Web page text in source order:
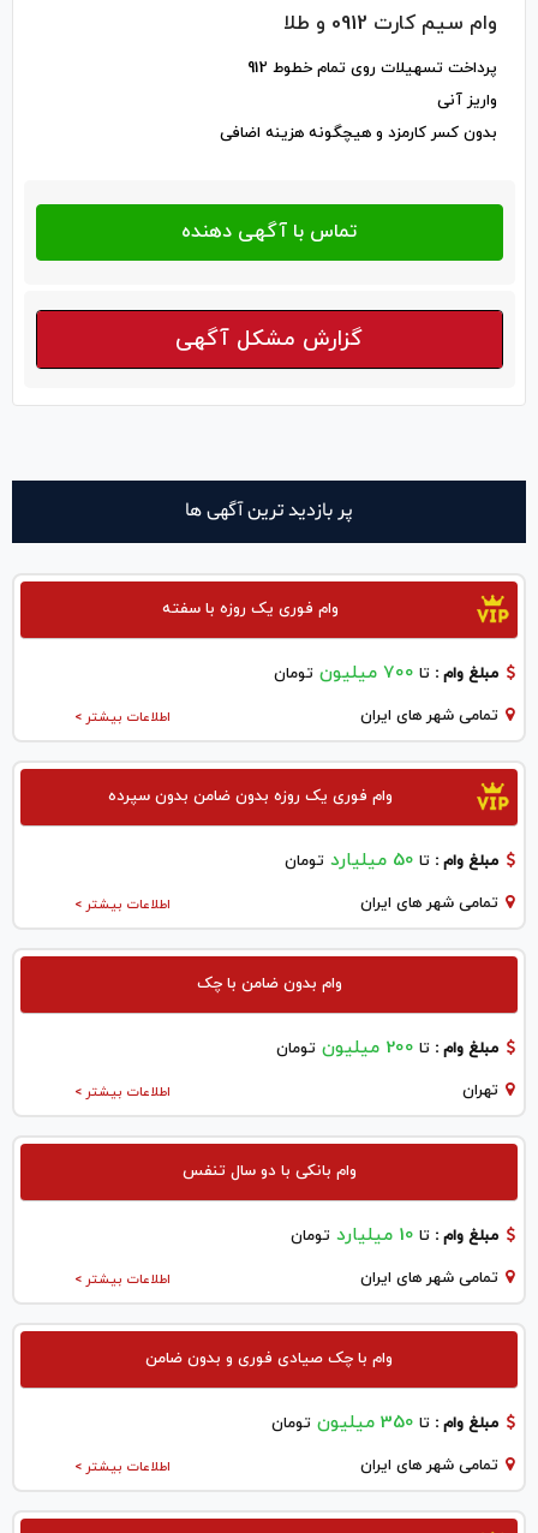
وام سیم کارت 0912 و طلا
پرداخت تسهیلات روی تمام خطوط 912
واریز آنی
بدون کسر کارمزد و هیچگونه هزینه اضافی
گزارش مشکل آگهی
پر بازدید ترین آگهی ها
وام فوری یک روزه با سفته
مبلغ وام : تا 700 میلیون تومان
اطلاعات بیشتر > تمامی شهر های ایران
وام فوری یک روزه بدون ضامن بدون سپرده
مبلغ وام : تا 50 میلیارد تومان
اطلاعات بیشتر > تمامی شهر های ایران
وام بدون ضامن با چک
مبلغ وام : تا 200 میلیون تومان
اطلاعات بیشتر > تهران
وام بانکی با دو سال تنفس
مبلغ وام : تا 10 میلیارد تومان
اطلاعات بیشتر > تمامی شهر های ایران
وام با چک صیادی فوری و بدون ضامن
مبلغ وام : تا 350 میلیون تومان
اطلاعات بیشتر > تمامی شهر های ایران